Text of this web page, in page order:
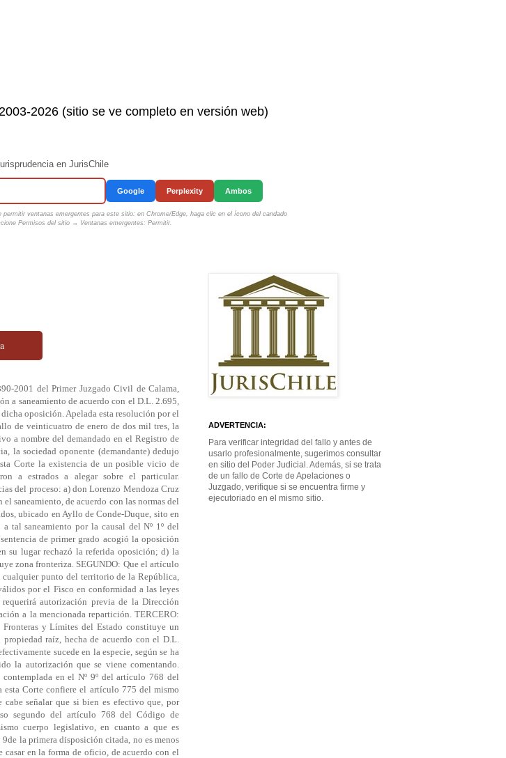
2026 (sitio se ve completo en versión web)
en JurisChile
Google Perplexity Ambos
ventanas emergentes para este sitio: en Chrome/Edge, haga clic en el ícono del candado
Permisos del sitio → Ventanas emergentes: Permitir.
2001 del Primer Juzgado Civil de Calama,
a saneamiento de acuerdo con el D.L. 2.695,
oposición. Apelada esta resolución por el
de veinticuatro de enero de dos mil tres, la
a nombre del demandado en el Registro de
la sociedad oponente (demandante) dedujo
Corte la existencia de un posible vicio de
a estrados a alegar sobre el particular.
del proceso: a) don Lorenzo Mendoza Cruz
saneamiento, de acuerdo con las normas del
ubicado en Ayllo de Conde-Duque, sito en
tal saneamiento por la causal del Nº 1º del
de primer grado acogió la oposición
su lugar rechazó la referida oposición; d) la
zona fronteriza. SEGUNDO: Que el artículo
cualquier punto del territorio de la República,
por el Fisco en conformidad a las leyes
autorización previa de la Dirección
a la mencionada repartición. TERCERO:
y Límites del Estado constituye un
raíz, hecha de acuerdo con el D.L.
sucede en la especie, según se ha
la autorización que se viene comentando.
en el Nº 9º del artículo 768 del
Corte confiere el artículo 775 del mismo
señalar que si bien es efectivo que, por
segundo del artículo 768 del Código de
cuerpo legislativo, en cuanto a que es
la primera disposición citada, no es menos
en la forma de oficio, de acuerdo con el
ADVERTENCIA:
Para verificar integridad del fallo y antes de
usarlo profesionalmente, sugerimos consultar
en sitio del Poder Judicial. Además, si se trata
de un fallo de Corte de Apelaciones o
Juzgado, verifique si se encuentra firme y
ejecutoriado en el mismo sitio.